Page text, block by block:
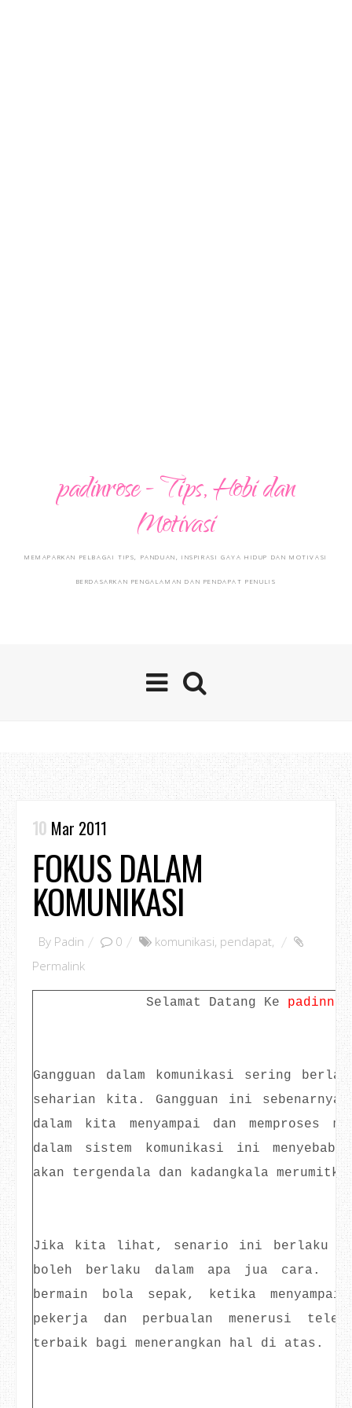
padinrose - Tips, Hobi dan
Motivasi
MEMAPARKAN PELBAGAI TIPS, PANDUAN, INSPIRASI GAYA HIDUP DAN MOTIVASI
BERDASARKAN PENGALAMAN DAN PENDAPAT PENULIS
10 Mar 2011
FOKUS DALAM
KOMUNIKASI
By Padin 0 komunikasi, pendapat,
Permalink
Selamat Datang Ke
Gangguan dalam komunikasi sering
seharian kita. Gangguan ini sebenarnya
dalam kita menyampai dan memproses
dalam sistem komunikasi ini
akan tergendala dan kadangkala
Jika kita lihat, senario ini berlaku di
boleh berlaku dalam apa jua cara.
bermain bola sepak, ketika
pekerja dan perbualan menerusi
terbaik bagi menerangkan hal di atas.